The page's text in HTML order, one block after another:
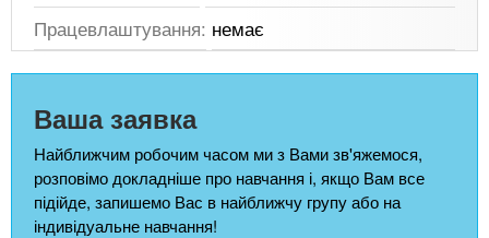
Працевлаштування: немає
Ваша заявка
Найближчим робочим часом ми з Вами зв'яжемося,
розповімо докладніше про навчання і, якщо Вам все
підійде, запишемо Вас в найближчу групу або на
індивідуальне навчання!